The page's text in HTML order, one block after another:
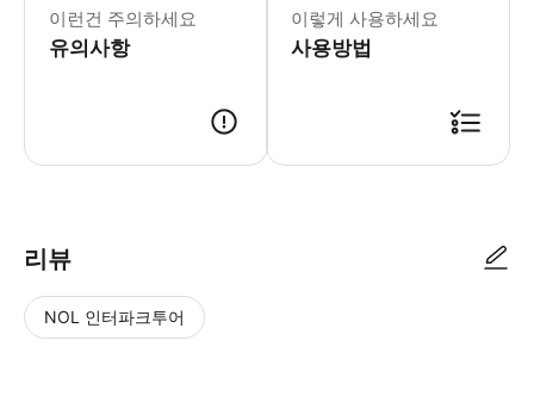
이런건 주의하세요
유의사항
이렇게 사용하세요
사용방법
리뷰
NOL 인터파크투어